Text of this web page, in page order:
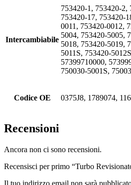
Intercambiabile
753420-1, 753420-2,
753420-17, 753420-
0011, 753420-0012,
5004, 753420-5005,
5018, 753420-5019,
5011S, 753420-
57399710000,
750030-5001S,
Codice OE 0375J8, 1789074,
Recensioni
Ancora non ci sono recensioni.
Recensisci per primo “Turbo
Il tuo indirizzo email non sarà